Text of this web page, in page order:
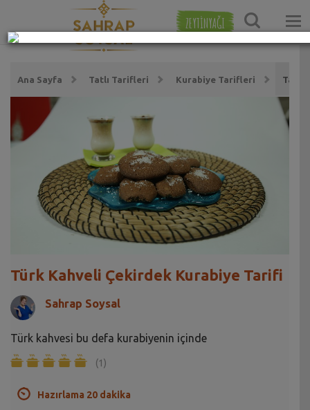
ZEYTİNYAĞI
Ana Sayfa Tatlı Tarifleri Kurabiye Tarifleri Tatlı
Türk Kahveli Çekirdek Kurabiye Tarifi
Sahrap Soysal
Türk kahvesi bu defa kurabiyenin içinde
(1)
Hazırlama 20 dakika